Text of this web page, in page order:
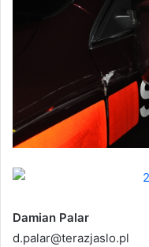
Damian Palar
d.palar@terazjaslo.pl